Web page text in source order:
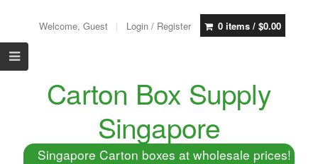
Welcome, Guest Login / Register 0 items / $0.00
Carton Box Supply
Singapore
Singapore Carton boxes at wholesale prices!